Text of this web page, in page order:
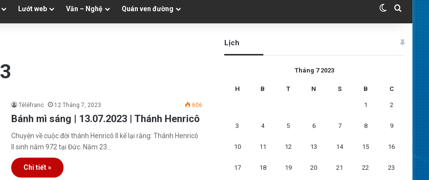
Lướt web Văn – Nghệ Quán ven đường Switch skin
Search
Téléfranc 12 Tháng 7, 2023 606
Bánh mì sáng | 13.07.2023 | Thánh Henricô
Chuyện về cuộc đời thánh Henricô II kể lại rằng: Thánh Henricô
II sinh năm 972 tại Đức. Năm 23…
Chi tiết »
Lịch
Tháng 7 2023
H B T N S B C
1 2
3 4 5 6 7 8 9
10 11 12 13 14 15 16
17 18 19 20 21 22 23